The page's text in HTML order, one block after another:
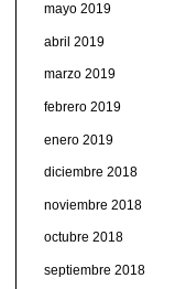
mayo 2019
abril 2019
marzo 2019
febrero 2019
enero 2019
diciembre 2018
noviembre 2018
octubre 2018
septiembre 2018